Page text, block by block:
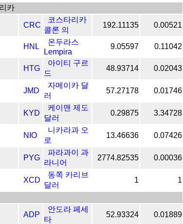
카
CRC
코스타리카
콜론 의
192.11135 0.00521
HNL
온두라스
Lempira
9.05597 0.11042
HTG
아이티 구르
드
48.93714 0.02043
JMD
자메이카 달
러
57.27178 0.01746
KYD
케이맨 제도
달러
0.29875 3.34728
NIO
니카라과 오
로
13.46636 0.07426
PYG
파라과이 과
라니어
2774.82535 0.00036
XCD
동쪽 카리브
달러
1 1
ADP
안도라 페세
타
52.93324 0.01889